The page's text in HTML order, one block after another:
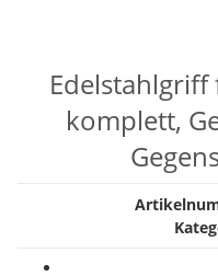
Edelstahlgriff
komplett,